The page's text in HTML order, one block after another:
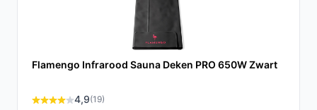
De DistinQ Elektrische Onderdeken is een uitstekende
comfort tijdens de nachtrust. Met de instelbare
Flamengo Infrarood Sauna Deken PRO 650W Zwart
4,9(19)